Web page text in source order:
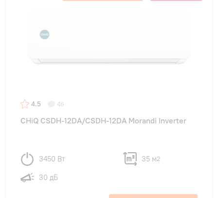
4.5 46
CHiQ CSDH-12DA/CSDH-12DA Morandi Inverter
3450 Вт 35 м2
30 дБ